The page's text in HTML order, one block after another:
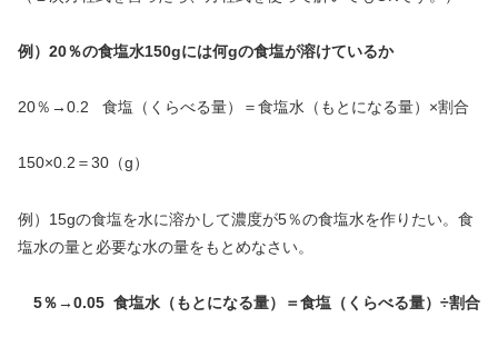
例）20％の食塩水150gには何gの食塩が溶けているか
20％→0.2 食塩（くらべる量）＝食塩水（もとになる量）×割合
150×0.2＝30（g）
例）15gの食塩を水に溶かして濃度が5％の食塩水を作りたい。食
塩水の量と必要な水の量をもとめなさい。
5％→0.05 食塩水（もとになる量）＝食塩（くらべる量）÷割合